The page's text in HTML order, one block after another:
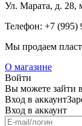
Ул. Марата, д. 28,
Телефон: +7 (995)
Мы продаем
О магазине
Войти
Вы можете зайти
Вход в аккаунт
Вход в аккаунт